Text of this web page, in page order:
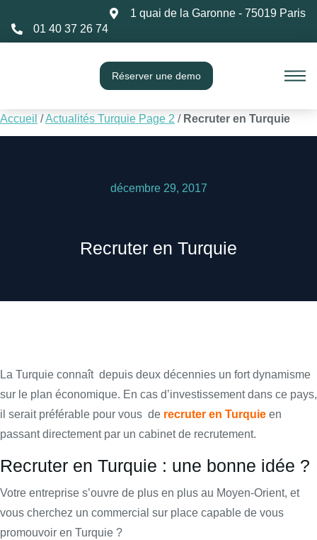
1 quai de la Garonne - 75019 Paris
01 40 37 26 74
Réserver une demo
Accueil /Actualités Turquie Page 2 / Recruter en Turquie
décembre 29, 2017
Recruter en Turquie
La Turquie connaît depuis deux décennies un fort dynamisme
sur le plan économique. En cas d’investissement dans ce pays,
il serait préférable pour vous de recruter en Turquie en
passant directement par un cabinet de recrutement.
Recruter en Turquie : une bonne idée ?
Votre entreprise s’ouvre de plus en plus au Moyen-Orient, et
vous cherchez un commercial sur place capable de vous
promouvoir en Turquie ?